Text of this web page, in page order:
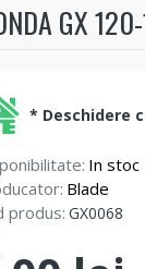
GX
In stoc
Blade
produs: GX0068
* Deschidere